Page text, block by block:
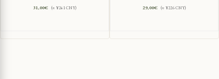
31,00€ (≈ ¥241 CNY) 29,00€ (≈ ¥226 CNY)